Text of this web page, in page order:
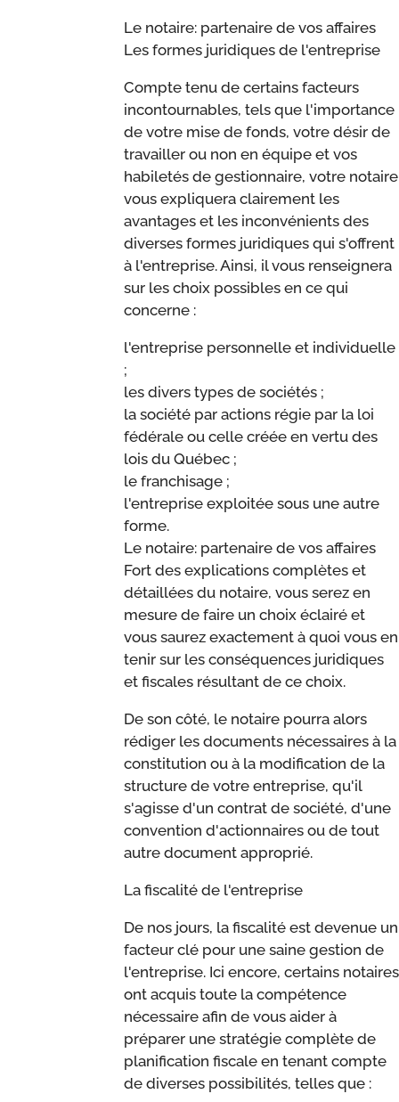
Le notaire: partenaire de vos affaires
Les formes juridiques de l'entreprise
Compte tenu de certains facteurs
incontournables, tels que l'importance
de votre mise de fonds, votre désir de
travailler ou non en équipe et vos
habiletés de gestionnaire, votre notaire
vous expliquera clairement les
avantages et les inconvénients des
diverses formes juridiques qui s'offrent
à l'entreprise. Ainsi, il vous renseignera
sur les choix possibles en ce qui
concerne :
l'entreprise personnelle et individuelle
;
les divers types de sociétés ;
la société par actions régie par la loi
fédérale ou celle créée en vertu des
lois du Québec ;
le franchisage ;
l'entreprise exploitée sous une autre
forme.
Le notaire: partenaire de vos affaires
Fort des explications complètes et
détaillées du notaire, vous serez en
mesure de faire un choix éclairé et
vous saurez exactement à quoi vous en
tenir sur les conséquences juridiques
et fiscales résultant de ce choix.
De son côté, le notaire pourra alors
rédiger les documents nécessaires à la
constitution ou à la modification de la
structure de votre entreprise, qu'il
s'agisse d'un contrat de société, d'une
convention d'actionnaires ou de tout
autre document approprié.
La fiscalité de l'entreprise
De nos jours, la fiscalité est devenue un
facteur clé pour une saine gestion de
l'entreprise. Ici encore, certains notaires
ont acquis toute la compétence
nécessaire afin de vous aider à
préparer une stratégie complète de
planification fiscale en tenant compte
de diverses possibilités, telles que :